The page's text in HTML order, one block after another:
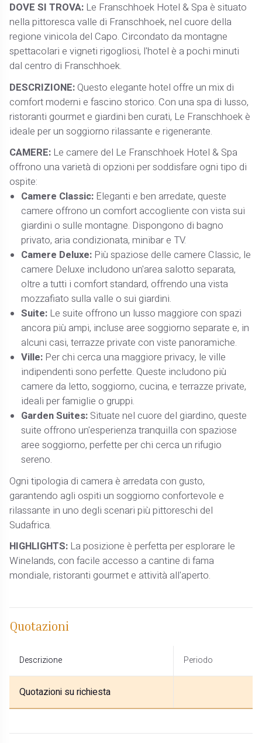
DOVE SI TROVA: Le Franschhoek Hotel & Spa è situato
nella pittoresca valle di Franschhoek, nel cuore della
regione vinicola del Capo. Circondato da montagne
spettacolari e vigneti rigogliosi, l'hotel è a pochi minuti
dal centro di Franschhoek.
DESCRIZIONE:Questo elegante hotel offre un mix di
comfort moderni e fascino storico. Con una spa di lusso,
ristoranti gourmet e giardini ben curati, Le Franschhoek è
ideale per un soggiorno rilassante e rigenerante.
CAMERE: Le camere del Le Franschhoek Hotel & Spa
offrono una varietà di opzioni per soddisfare ogni tipo di
ospite:
Camere Classic: Eleganti e ben arredate, queste
camere offrono un comfort accogliente con vista sui
giardini o sulle montagne. Dispongono di bagno
privato, aria condizionata, minibar e TV.
Camere Deluxe: Più spaziose delle camere Classic, le
camere Deluxe includono un'area salotto separata,
oltre a tutti i comfort standard, offrendo una vista
mozzafiato sulla valle o sui giardini.
Suite: Le suite offrono un lusso maggiore con spazi
ancora più ampi, incluse aree soggiorno separate e, in
alcuni casi, terrazze private con viste panoramiche.
Ville: Per chi cerca una maggiore privacy, le ville
indipendenti sono perfette. Queste includono più
camere da letto, soggiorno, cucina, e terrazze private,
ideali per famiglie o gruppi.
Garden Suites: Situate nel cuore del giardino, queste
suite offrono un'esperienza tranquilla con spaziose
aree soggiorno, perfette per chi cerca un rifugio
sereno.
Ogni tipologia di camera è arredata con gusto,
garantendo agli ospiti un soggiorno confortevole e
rilassante in uno degli scenari più pittoreschi del
Sudafrica.
HIGHLIGHTS: La posizione è perfetta per esplorare le
Winelands, con facile accesso a cantine di fama
mondiale, ristoranti gourmet e attività all'aperto.
Quotazioni
Descrizione Periodo
Quotazioni su richiesta